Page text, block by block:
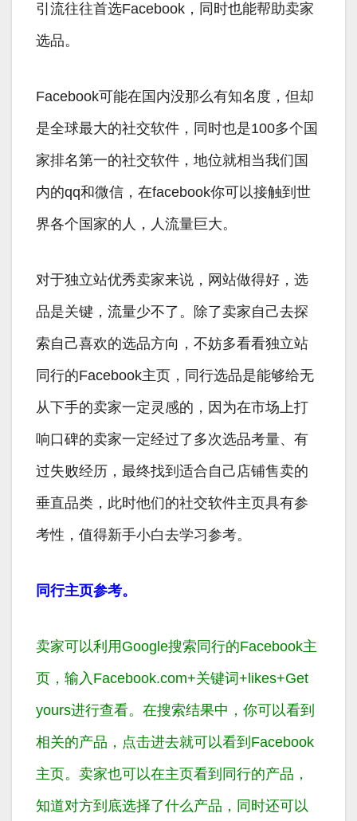
引流往往首选Facebook，同时也能帮助卖家
选品。
Facebook可能在国内没那么有知名度，但却
是全球最大的社交软件，同时也是100多个国
家排名第一的社交软件，地位就相当我们国
内的qq和微信，在facebook你可以接触到世
界各个国家的人，人流量巨大。
对于独立站优秀卖家来说，网站做得好，选
品是关键，流量少不了。除了卖家自己去探
索自己喜欢的选品方向，不妨多看看独立站
同行的Facebook主页，同行选品是能够给无
从下手的卖家一定灵感的，因为在市场上打
响口碑的卖家一定经过了多次选品考量、有
过失败经历，最终找到适合自己店铺售卖的
垂直品类，此时他们的社交软件主页具有参
考性，值得新手小白去学习参考。
同行主页参考。
卖家可以利用Google搜索同行的Facebook主
页，输入Facebook.com+关键词+likes+Get
yours进行查看。在搜索结果中，你可以看到
相关的产品，点击进去就可以看到Facebook
主页。卖家也可以在主页看到同行的产品，
知道对方到底选择了什么产品，同时还可以